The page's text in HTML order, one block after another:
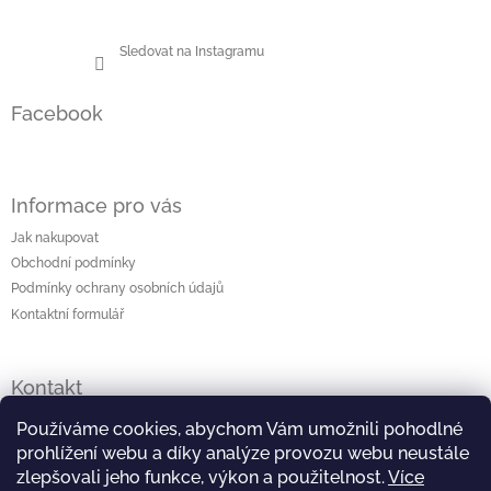
Používáme cookies, abychom Vám umožnili pohodlné
prohlížení webu a díky analýze provozu webu neustále
zlepšovali jeho funkce, výkon a použitelnost.Více
Sledovat na Instagramu
Facebook
Informace pro vás
Jak nakupovat
Obchodní podmínky
Podmínky ochrany osobních údajů
Kontaktní formulář
Kontakt
lenka@originalniporcelan.cz
+420 724 872 504